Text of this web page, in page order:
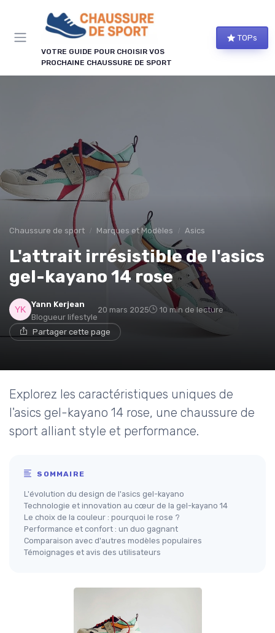
VOTRE GUIDE POUR CHOISIR VOS
PROCHAINE CHAUSSURE DE SPORT
TOPs
Chaussure de sport Marques et Modèles Asics
L'attrait irrésistible de l'asics
gel-kayano 14 rose
Yann Kerjean
Blogueur lifestyle
20 mars 2025 10 min de lecture
Partager cette page
Explorez les caractéristiques uniques de
l'asics gel-kayano 14 rose, une chaussure de
sport alliant style et performance.
SOMMAIRE
L'évolution du design de l'asics gel-kayano
Technologie et innovation au cœur de la gel-kayano 14
Le choix de la couleur : pourquoi le rose ?
Performance et confort : un duo gagnant
Comparaison avec d'autres modèles populaires
Témoignages et avis des utilisateurs